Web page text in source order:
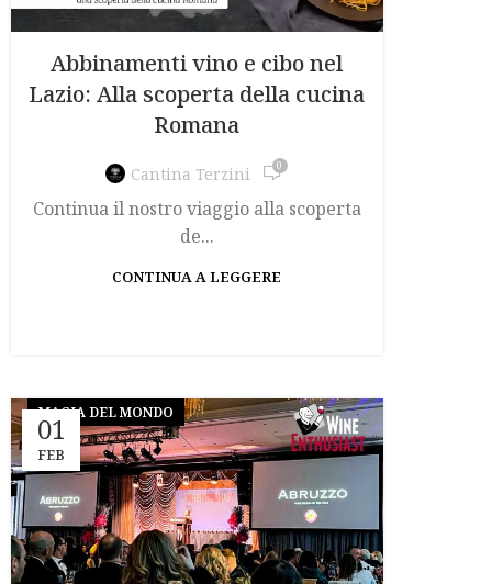
Abbinamenti vino e cibo nel
Lazio: Alla scoperta della cucina
Romana
Cantina Terzini 0
Continua il nostro viaggio alla scoperta
de...
CONTINUA A LEGGERE
01
FEB
MAGIA DEL MONDO